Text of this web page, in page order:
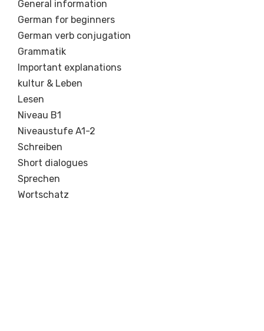
General information
German for beginners
German verb conjugation
Grammatik
Important explanations
kultur & Leben
Lesen
Niveau B1
Niveaustufe A1-2
Schreiben
Short dialogues
Sprechen
Wortschatz